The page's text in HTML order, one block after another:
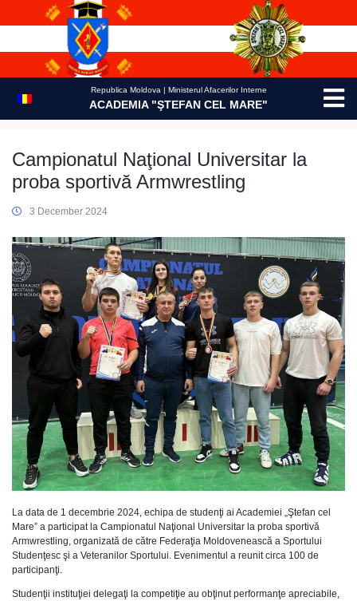
Republica Moldova | Ministerul Afacerilor Interne
ACADEMIA "ŞTEFAN CEL MARE"
Campionatul Naţional Universitar la
proba sportivă Armwrestling
3 December 2024
La data de 1 decembrie 2024, echipa de studenţi ai Academiei „Ştefan cel
Mare” a participat la Campionatul Naţional Universitar la proba sportivă
Armwrestling, organizată de către Federaţia Moldovenească a Sportului
Studenţesc şi a Veteranilor Sportului. Evenimentul a reunit circa 100 de
participanţi.
Studenţii instituţiei delegaţi la competiţie au obţinut performanţe apreciabile,